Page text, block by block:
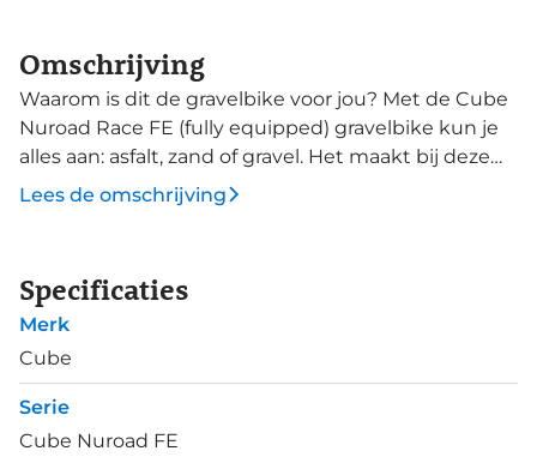
Omschrijving
Waarom is dit de gravelbike voor jou? Met de Cube
Nuroad Race FE (fully equipped) gravelbike kun je
alles aan: asfalt, zand of gravel. Het maakt bij deze
fiets niet uit! Met een paar cruciale elementen
heeft Cube een echte alleskunner weten te maken
banden. Deze uitvoering van de Nuroad is volledig
uitgerust met achterdrager, spatborden, standaard
en verlichting. De ideale vakantiefiets (bij montage
van lowriders, wat kan met de standaard
montagepunten) of als een supersnelle en
sportieve woon-werk fiets.
Lees de omschrijving
Specificaties
Merk
Cube
Serie
Cube Nuroad FE